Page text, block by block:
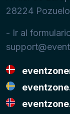
28224
- Ir al